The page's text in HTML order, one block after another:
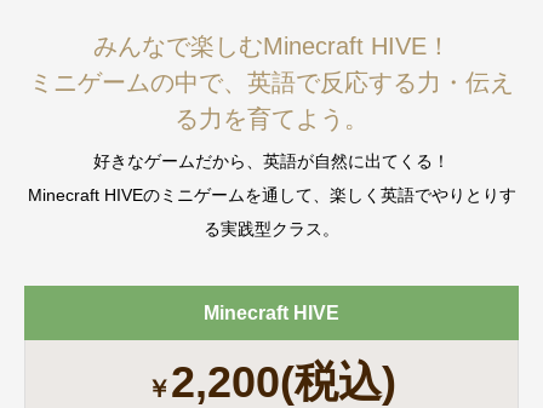
みんなで楽しむMinecraft HIVE！
ミニゲームの中で、英語で反応する力・伝え
る力を育てよう。
好きなゲームだから、英語が自然に出てくる！
Minecraft HIVEのミニゲームを通して、楽しく英語でやりとりす
る実践型クラス。
Minecraft HIVE
￥2,200(税込)